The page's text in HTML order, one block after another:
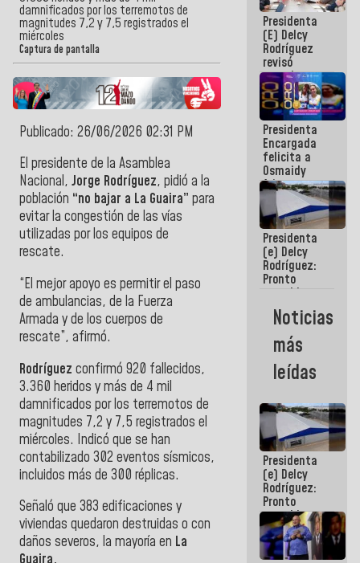
damnificados por los terremotos de
magnitudes 7,2 y 7,5 registrados el
miércoles
Captura de pantalla
Publicado: 26/06/2026 02:31 PM
El presidente de la Asamblea
Nacional, Jorge Rodríguez, pidió a la
población “no bajar a La Guaira” para
evitar la congestión de las vías
utilizadas por los equipos de
rescate.
“El mejor apoyo es permitir el paso
de ambulancias, de la Fuerza
Armada y de los cuerpos de
rescate”, afirmó.
Rodríguez confirmó 920 fallecidos,
3.360 heridos y más de 4 mil
damnificados por los terremotos de
magnitudes 7,2 y 7,5 registrados el
miércoles. Indicó que se han
contabilizado 302 eventos sísmicos,
incluidos más de 300 réplicas.
Señaló que 383 edificaciones y
viviendas quedaron destruidas o con
daños severos, la mayoría en La
en Juegos
Centroamericanos
y del Caribe
2026
Presidenta
(E) Delcy
Rodríguez
revisó
agenda
económica y
ejecución de
fondos de
emergencia
post-sismos
Presidenta
Encargada
felicita a
Osmaidy
Arias y
Giraly
Marcano por
hacer
historia en
los
Centroamericanos
Presidenta
(e) Delcy
Rodríguez:
Pronto
restableceremos
las
operaciones
Aeropuerto
Internacional
de
Noticias
más
leídas
Presidenta
(e) Delcy
Rodríguez:
Pronto
restableceremos
las
operaciones
en el